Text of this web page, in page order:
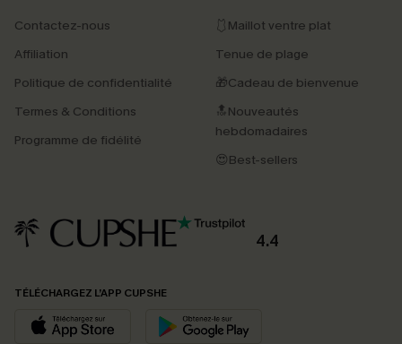
Contactez-nous
Affiliation
Politique de confidentialité
Termes & Conditions
Programme de fidélité
🩱Maillot ventre plat
Tenue de plage
🎁Cadeau de bienvenue
🔝Nouveautés
hebdomadaires
😍Best-sellers
4.4
TÉLÉCHARGEZ L’APP CUPSHE